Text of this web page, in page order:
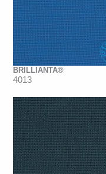
BRILLIANTA®
4013